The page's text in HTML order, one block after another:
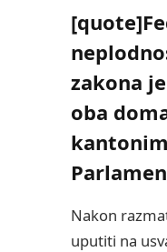
zakona
oba
Nakon
uputiti na